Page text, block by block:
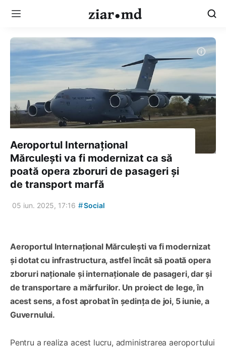
Aeroportul Internațional
Mărculești va fi modernizat ca să
poată opera zboruri de pasageri și
de transport marfă
05 iun. 2025, 17:16 #Social
Aeroportul Internațional Mărculești va fi modernizat
și dotat cu infrastructura, astfel încât să poată opera
zboruri naționale și internaționale de pasageri, dar și
de transportare a mărfurilor. Un proiect de lege, în
acest sens, a fost aprobat în ședința de joi, 5 iunie, a
Guvernului.
Pentru a realiza acest lucru, administrarea aeroportului